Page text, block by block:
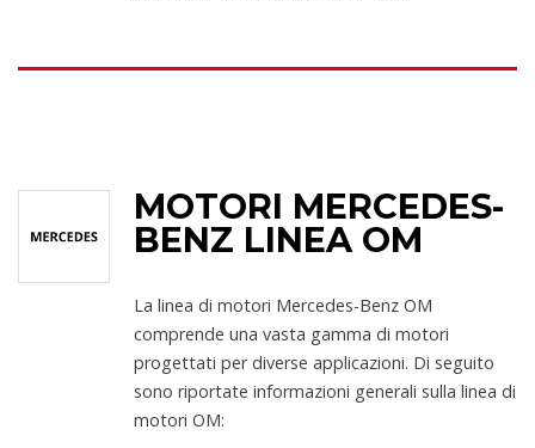
MOTORI MERCEDES-
BENZ LINEA OM
La linea di motori Mercedes-Benz OM
comprende una vasta gamma di motori
progettati per diverse applicazioni. Di seguito
sono riportate informazioni generali sulla linea di
motori OM: